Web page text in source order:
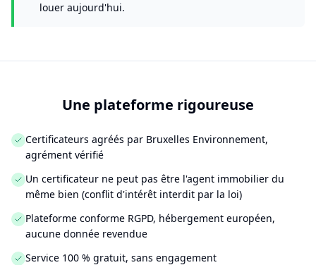
louer aujourd'hui.
Une plateforme rigoureuse
Certificateurs agréés par Bruxelles Environnement,
agrément vérifié
Un certificateur ne peut pas être l'agent immobilier du
même bien (conflit d'intérêt interdit par la loi)
Plateforme conforme RGPD, hébergement européen,
aucune donnée revendue
Service 100 % gratuit, sans engagement